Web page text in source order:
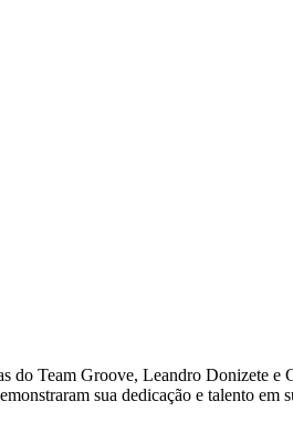
do Team Groove, Leandro Donizete e
sua dedicação e talento em